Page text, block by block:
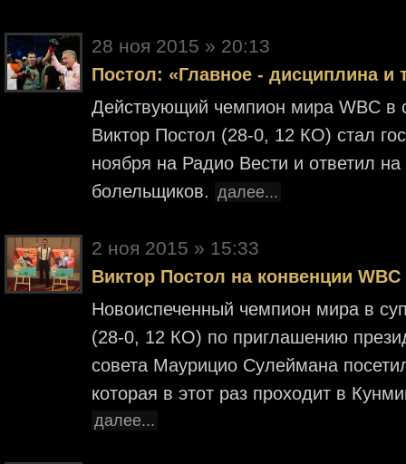
28 ноя 2015 » 20:13
Постол: «Главное - дисциплина и
Действующий чемпион мира WBC в
Виктор Постол (28-0, 12 КО) стал
ноября на Радио Вести и ответил
болельщиков. далее...
2 ноя 2015 » 15:33
Виктор Постол на конвенции WBC
Новоиспеченный чемпион мира в
(28-0, 12 КО) по приглашению
совета Маурицио Сулеймана
которая в этот раз проходит в
далее...